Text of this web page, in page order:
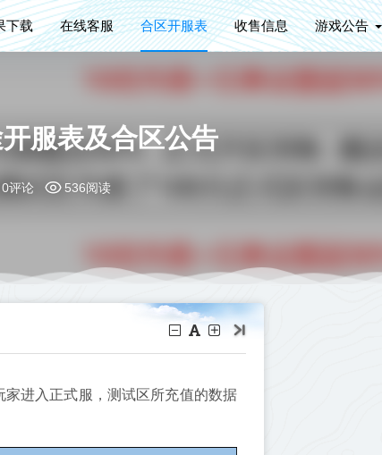
下载 在线客服 合区开服表 收售信息 游戏公告
服表及合区公告
0评论 536阅读
进入正式服，测试区所充值的数据